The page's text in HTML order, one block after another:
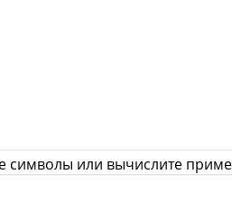
Дантисты
Аптеки
символы или вычислите